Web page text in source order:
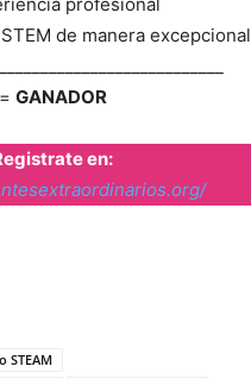
de manera excepcional
= GANADOR
en:
STEAM